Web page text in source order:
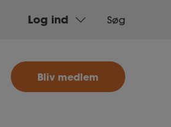
Log ind
Ase
Søg
Bliv medlem